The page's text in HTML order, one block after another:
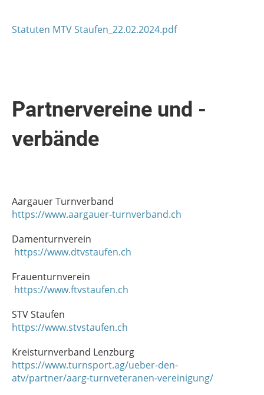
Statuten MTV Staufen_22.02.2024.pdf
Partnervereine und -
verbände
Aargauer Turnverband
https://www.aargauer-turnverband.ch
Damenturnverein
https://www.dtvstaufen.ch
Frauenturnverein
https://www.ftvstaufen.ch
STV Staufen
https://www.stvstaufen.ch
Kreisturnverband Lenzburg
https://www.turnsport.ag/ueber-den-
atv/partner/aarg-turnveteranen-vereinigung/